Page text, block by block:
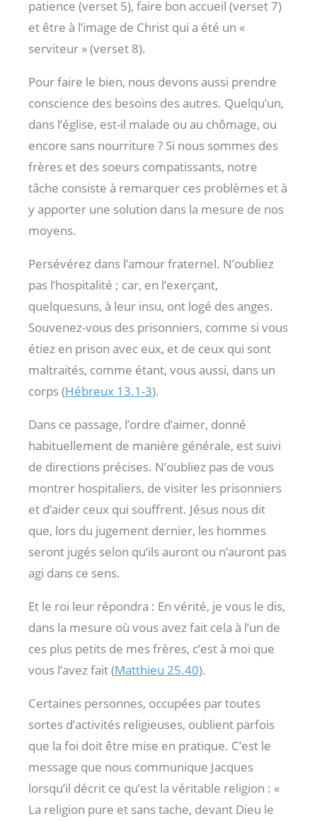
patience (verset 5), faire bon accueil (verset 7)
et être à l’image de Christ qui a été un «
serviteur » (verset 8).
Pour faire le bien, nous devons aussi prendre
conscience des besoins des autres. Quelqu’un,
dans l’église, est-il malade ou au chômage, ou
encore sans nourriture ? Si nous sommes des
frères et des soeurs compatissants, notre
tâche consiste à remarquer ces problèmes et à
y apporter une solution dans la mesure de nos
moyens.
Persévérez dans l’amour fraternel. N’oubliez
pas l’hospitalité ; car, en l’exerçant,
quelquesuns, à leur insu, ont logé des anges.
Souvenez-vous des prisonniers, comme si vous
étiez en prison avec eux, et de ceux qui sont
maltraités, comme étant, vous aussi, dans un
corps (Hébreux 13.1-3).
Dans ce passage, l’ordre d’aimer, donné
habituellement de manière générale, est suivi
de directions précises. N’oubliez pas de vous
montrer hospitaliers, de visiter les prisonniers
et d’aider ceux qui souffrent. Jésus nous dit
que, lors du jugement dernier, les hommes
seront jugés selon qu’ils auront ou n’auront pas
agi dans ce sens.
Et le roi leur répondra : En vérité, je vous le dis,
dans la mesure où vous avez fait cela à l’un de
ces plus petits de mes frères, c’est à moi que
vous l’avez fait (Matthieu 25.40).
Certaines personnes, occupées par toutes
sortes d’activités religieuses, oublient parfois
que la foi doit être mise en pratique. C’est le
message que nous communique Jacques
lorsqu’il décrit ce qu’est la véritable religion : «
La religion pure et sans tache, devant Dieu le